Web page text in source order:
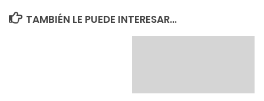
TAMBIÉN LE PUEDE INTERESAR...